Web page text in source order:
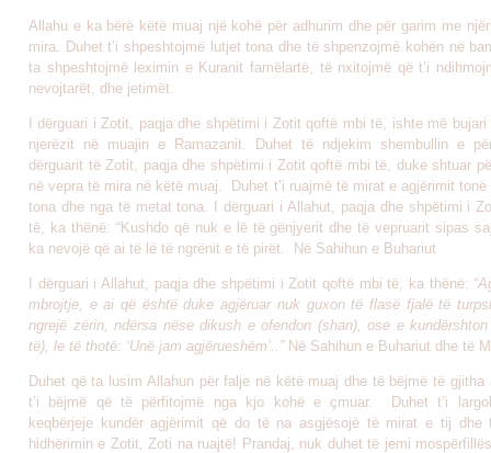
Allahu e ka bërë këtë muaj një kohë për adhurim dhe për garim me
mira. Duhet t’i shpeshtojmë lutjet tona dhe të shpenzojmë kohën në
ta shpeshtojmë leximin e Kuranit famëlartë, të nxitojmë që t’i
nevojtarët, dhe jetimët.
I dërguari i Zotit, paqja dhe shpëtimi i Zotit qoftë mbi të, ishte më
njerëzit në muajin e Ramazanit. Duhet të ndjekim shembullin e
dërguarit të Zotit, paqja dhe shpëtimi i Zotit qoftë mbi të, duke shtuar
në vepra të mira në këtë muaj. Duhet t’i ruajmë të mirat e agjërimit
tona dhe nga të metat tona. I dërguari i Allahut, paqja dhe shpëtimi i
të, ka thënë: “Kushdo që nuk e lë të gënjyerit dhe të vepruarit sipas
ka nevojë që ai të lë të ngrënit e të pirët. Në Sahihun e Buhariut
I dërguari i Allahut, paqja dhe shpëtimi i Zotit qoftë mbi të, ka thënë:
mbrojtje, e ai që është duke agjëruar nuk guxon të flasë fjalë të
ngrejë zërin, ndërsa nëse dikush e ofendon (shan), ose e
të), le të thotë: ‘Unë jam agjërueshëm’..” Në Sahihun e Buhariut dhe të
Duhet që ta lusim Allahun për falje në këtë muaj dhe të bëjmë të gjitha
t’i bëjmë që të përfitojmë nga kjo kohë e çmuar. Duhet t’i
keqbërjeje kundër agjërimit që do të na asgjësojë të mirat e tij dhe
hidhërimin e Zotit, Zoti na ruajtë! Prandaj, nuk duhet të jemi